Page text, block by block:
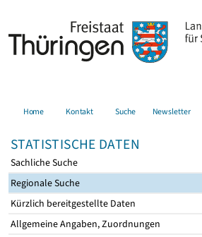
Home Kontakt Suche Newsletter
STATISTISCHE DATEN
Sachliche Suche
Regionale Suche
Kürzlich bereitgestellte Daten
Allgemeine Angaben, Zuordnungen